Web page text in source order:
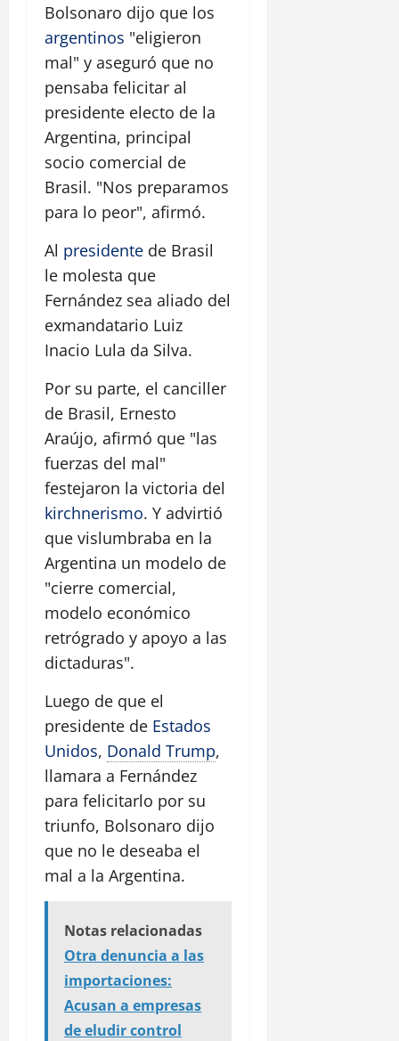
Bolsonaro dijo que los
argentinos "eligieron
mal" y aseguró que no
pensaba felicitar al
presidente electo de la
Argentina, principal
socio comercial de
Brasil. "Nos preparamos
para lo peor", afirmó.
Al presidente de Brasil
le molesta que
Fernández sea aliado del
exmandatario Luiz
Inacio Lula da Silva.
Por su parte, el canciller
de Brasil, Ernesto
Araújo, afirmó que "las
fuerzas del mal"
festejaron la victoria del
kirchnerismo. Y advirtió
que vislumbraba en la
Argentina un modelo de
"cierre comercial,
modelo económico
retrógrado y apoyo a las
dictaduras".
Luego de que el
presidente de Estados
Unidos, Donald Trump,
llamara a Fernández
para felicitarlo por su
triunfo, Bolsonaro dijo
que no le deseaba el
mal a la Argentina.
Notas relacionadas
Otra denuncia a las
importaciones:
Acusan a empresas
de eludir control